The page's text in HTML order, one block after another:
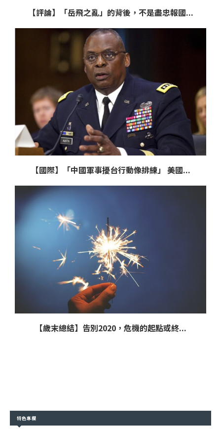
【評論】「岳飛之亂」的背後，不是盡忠報國...
【國際】「中國軍事擾台行動像排練」 美國...
【歲末總結】告別2020，危機的起點或終...
特色專欄